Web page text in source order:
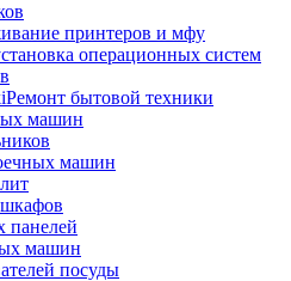
принтеров и мфу
операционных систем
Ремонт бытовой техники
машин
машин
панелей
машин
посуды